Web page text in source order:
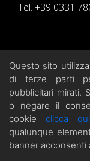
Tel. +39 0331
Questo sito
di terze parti
pubblicitari mirati.
o negare il
cookie clicca qui
qualunque
banner acconsenti